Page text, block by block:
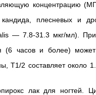
концентрацию
кандида, плесневых и
— 7.8-31.3 мкг/мл).
(6 часов и более)
T1/2 составляет около
лак для ногтей.